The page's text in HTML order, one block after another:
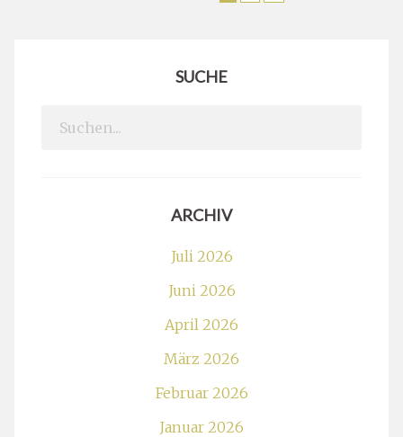
SUCHE
Search
ARCHIV
Juli 2026
Juni 2026
April 2026
März 2026
Februar 2026
Januar 2026